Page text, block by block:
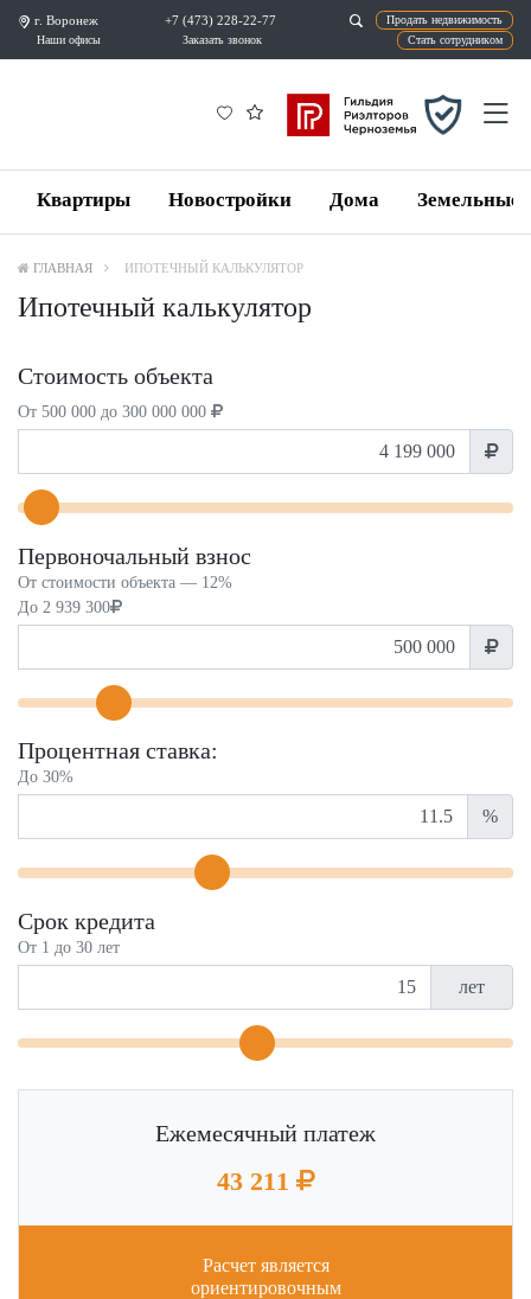
г. Воронеж
Наши офисы
+7 (473) 228-22-77
Квартиры Новостройки Дома Земельные
ГЛАВНАЯ ИПОТЕЧНЫЙ КАЛЬКУЛЯТОР
Ипотечный калькулятор
Стоимость объекта
От 500 000 до 300 000 000
Первоночальный взнос
От стоимости объекта — 12%
До 2 939 300
Процентная ставка:
До 30%
%
Срок кредита
От 1 до 30 лет
лет
Ежемесячный платеж
43 211
Расчет является
ориентировочным